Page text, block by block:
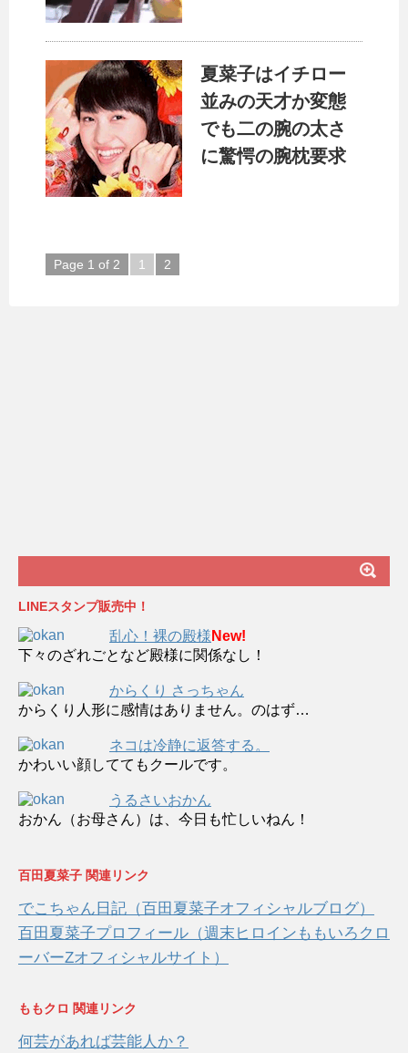
夏菜子はイチロー
並みの天才か変態
でも二の腕の太さ
に驚愕の腕枕要求
Page 1 of 2 1 2
LINEスタンプ販売中！
乱心！裸の殿様 New!
下々のざれごとなど殿様に関係なし！
からくり さっちゃん
からくり人形に感情はありません。のはず…
ネコは冷静に返答する。
かわいい顔しててもクールです。
うるさいおかん
おかん（お母さん）は、今日も忙しいねん！
百田夏菜子 関連リンク
でこちゃん日記（百田夏菜子オフィシャルブログ）
百田夏菜子プロフィール（週末ヒロインももいろクロ
ーバーZオフィシャルサイト）
ももクロ 関連リンク
何芸があれば芸能人か？